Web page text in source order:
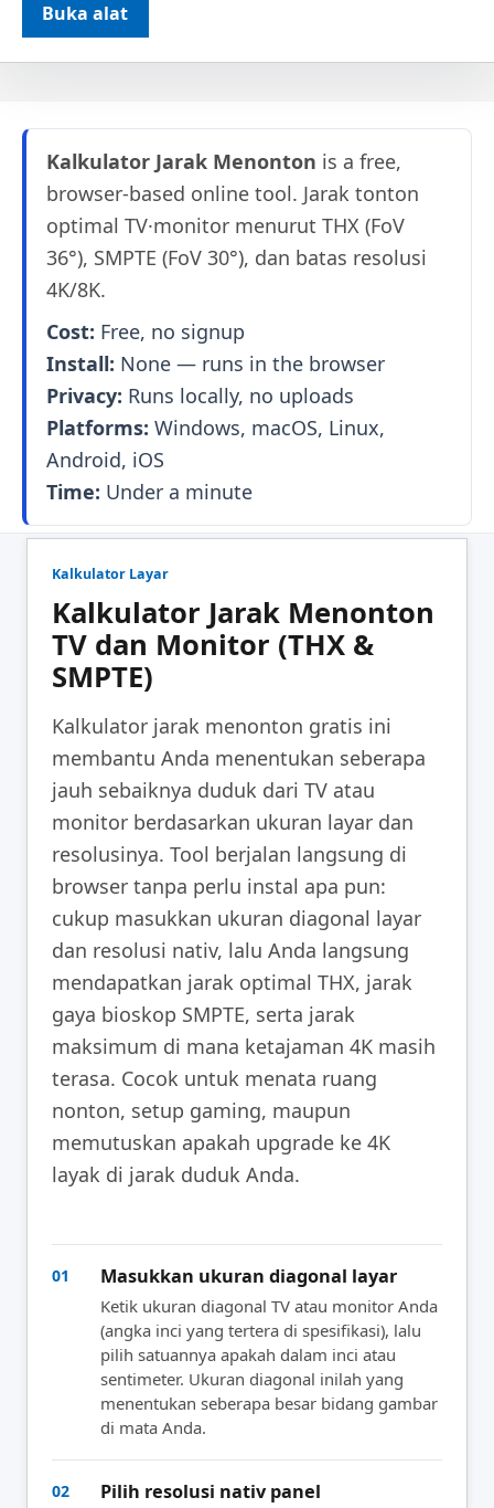
Buka alat
Kalkulator Jarak Menonton is a free,
browser-based online tool. Jarak tonton
optimal TV·monitor menurut THX (FoV
36°), SMPTE (FoV 30°), dan batas resolusi
4K/8K.
Cost: Free, no signup
Install: None — runs in the browser
Privacy: Runs locally, no uploads
Platforms: Windows, macOS, Linux,
Android, iOS
Time: Under a minute
Kalkulator Layar
Kalkulator Jarak Menonton
TV dan Monitor (THX &
SMPTE)
Kalkulator jarak menonton gratis ini
membantu Anda menentukan seberapa
jauh sebaiknya duduk dari TV atau
monitor berdasarkan ukuran layar dan
resolusinya. Tool berjalan langsung di
browser tanpa perlu instal apa pun:
cukup masukkan ukuran diagonal layar
dan resolusi nativ, lalu Anda langsung
mendapatkan jarak optimal THX, jarak
gaya bioskop SMPTE, serta jarak
maksimum di mana ketajaman 4K masih
terasa. Cocok untuk menata ruang
nonton, setup gaming, maupun
memutuskan apakah upgrade ke 4K
layak di jarak duduk Anda.
01 Masukkan ukuran diagonal layar
Ketik ukuran diagonal TV atau monitor Anda
(angka inci yang tertera di spesifikasi), lalu
pilih satuannya apakah dalam inci atau
sentimeter. Ukuran diagonal inilah yang
menentukan seberapa besar bidang gambar
di mata Anda.
02 Pilih resolusi nativ panel